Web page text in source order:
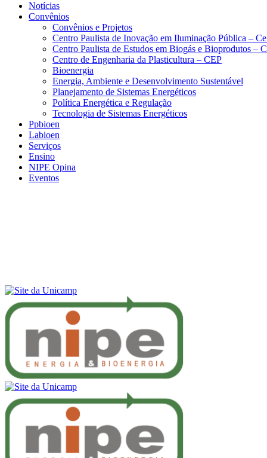
Notícias
Convênios
Convênios e Projetos
Centro Paulista de Inovação em Iluminação Pública –
Centro Paulista de Estudos em Biogás e Bioprodutos –
Centro de Engenharia da Plasticultura – CEP
Bioenergia
Energia, Ambiente e Desenvolvimento Sustentável
Planejamento de Sistemas Energéticos
Política Energética e Regulação
Tecnologia de Sistemas Energéticos
Ppbioen
Labioen
Serviços
Ensino
NIPE Opina
Eventos